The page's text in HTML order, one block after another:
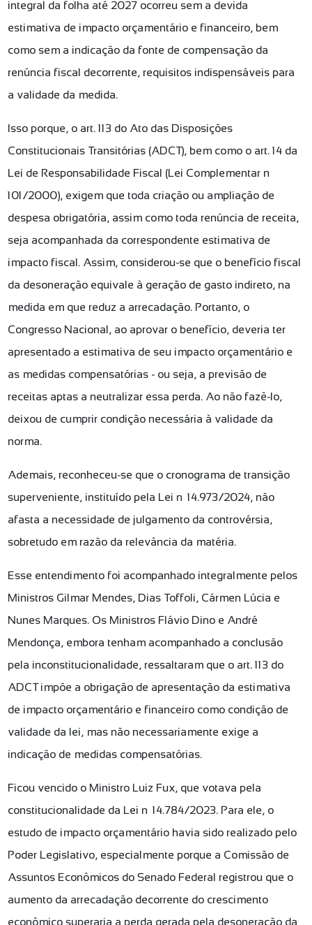
integral da folha até 2027 ocorreu sem a devida
estimativa de impacto orçamentário e financeiro, bem
como sem a indicação da fonte de compensação da
renúncia fiscal decorrente, requisitos indispensáveis para
a validade da medida.
Isso porque, o art. 113 do Ato das Disposições
Constitucionais Transitórias (ADCT), bem como o art. 14 da
Lei de Responsabilidade Fiscal (Lei Complementar nº
101/2000), exigem que toda criação ou ampliação de
despesa obrigatória, assim como toda renúncia de receita,
seja acompanhada da correspondente estimativa de
impacto fiscal. Assim, considerou-se que o benefício fiscal
da desoneração equivale à geração de gasto indireto, na
medida em que reduz a arrecadação. Portanto, o
Congresso Nacional, ao aprovar o benefício, deveria ter
apresentado a estimativa de seu impacto orçamentário e
as medidas compensatórias - ou seja, a previsão de
receitas aptas a neutralizar essa perda. Ao não fazê-lo,
deixou de cumprir condição necessária à validade da
norma.
Ademais, reconheceu-se que o cronograma de transição
superveniente, instituído pela Lei nº 14.973/2024, não
afasta a necessidade de julgamento da controvérsia,
sobretudo em razão da relevância da matéria.
Esse entendimento foi acompanhado integralmente pelos
Ministros Gilmar Mendes, Dias Toffoli, Cármen Lúcia e
Nunes Marques. Os Ministros Flávio Dino e André
Mendonça, embora tenham acompanhado a conclusão
pela inconstitucionalidade, ressaltaram que o art. 113 do
ADCT impõe a obrigação de apresentação da estimativa
de impacto orçamentário e financeiro como condição de
validade da lei, mas não necessariamente exige a
indicação de medidas compensatórias.
Ficou vencido o Ministro Luiz Fux, que votava pela
constitucionalidade da Lei nº 14.784/2023. Para ele, o
estudo de impacto orçamentário havia sido realizado pelo
Poder Legislativo, especialmente porque a Comissão de
Assuntos Econômicos do Senado Federal registrou que o
aumento da arrecadação decorrente do crescimento
econômico superaria a perda gerada pela desoneração da